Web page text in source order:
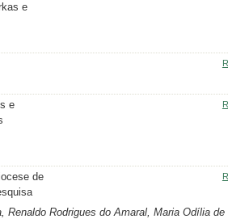
e
e
de
Renaldo Rodrigues do Amaral, Maria Odília de